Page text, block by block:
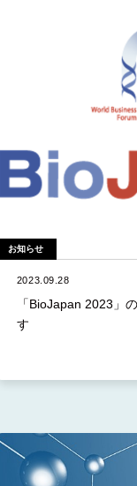
お知らせ
2023.09.28
「BioJapan 2023」
す